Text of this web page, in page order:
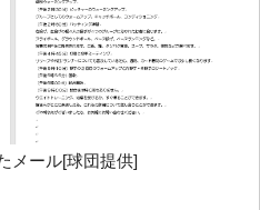
メール[球団提供]